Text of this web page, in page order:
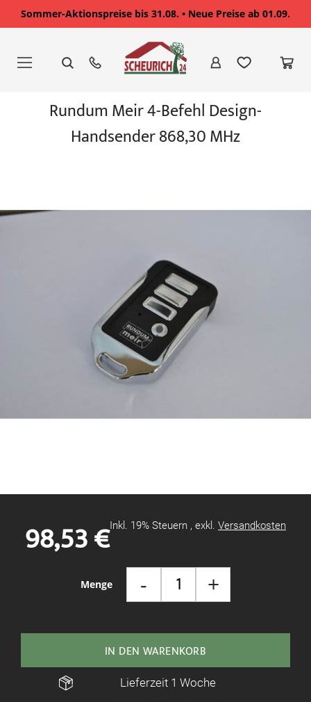
Sommer-Aktionspreise bis 31.08. • Neue Preise ab 01.09.
springen
Menge - +
98,53 €Inkl. 19% Steuern , exkl. Versandkosten
IN DEN WARENKORB
Lieferzeit 1 Woche
Rundum Meir 4-Befehl Design-
Handsender 868,30 MHz
springen